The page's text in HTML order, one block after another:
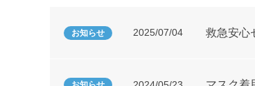
お知らせ 2025/07/04 救急安心